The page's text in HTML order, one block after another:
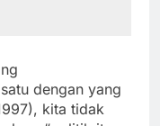
dengan yang
kita tidak